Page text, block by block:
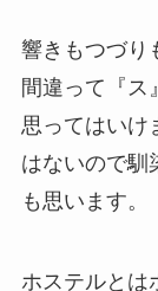
響きもつづり
間違って『ス
思ってはい
はないので馴
も思います。
ホステルとは